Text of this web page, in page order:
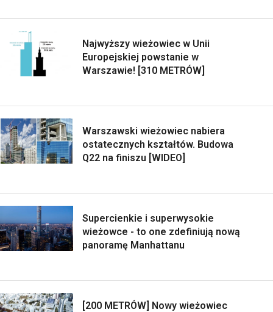
Najwyższy wieżowiec w Unii
Europejskiej powstanie w
Warszawie! [310 METRÓW]
Warszawski wieżowiec nabiera
ostatecznych kształtów. Budowa
Q22 na finiszu [WIDEO]
Supercienkie i superwysokie
wieżowce - to one zdefiniują nową
panoramę Manhattanu
[200 METRÓW] Nowy wieżowiec